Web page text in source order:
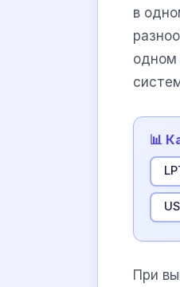
в
одном
📊
При